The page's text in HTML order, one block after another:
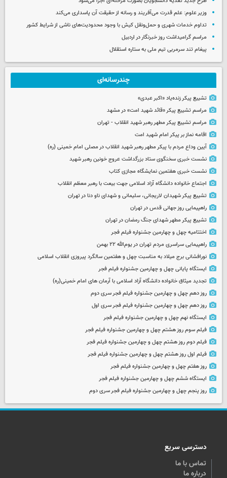
وزیر علوم: علم قدرت می‌آفریند و رسانه از حقیقت آن پاسداری می‌کند
تداوم خدمات شهری و حمل‌ونقل کیش با وجود محدودیت‌های ناشی از شرایط کشور
مراسم گرامیداشت روز خبرنگار در اردبیل
پیغام تند سرمربی تیم ملی به ستاره استقلال
چندرسانه‌ای
تشییع پیکر زنده‌یاد «اکبر عبدی»
مراسم تشییع پیکر «قائد شهید امت» در مشهد
مراسم تشییع پیکر مطهر رهبر شهید انقلاب - تهران
اقامه نماز بر پیکر امام شهید امت
آیین وداع مردم با پیکر مطهر رهبر شهید انقلاب در مصلی امام خمینی (ره)
نشست خبری سخنگوی ستاد بزرگداشت عروج خونین رهبر شهید
نشست خبری هفتمین نمایشگاه مجازی کتاب
اجتماع خانواده دانشگاه آزاد اسلامی جهت بیعت با رهبر معظم انقلاب
تشییع پیکر شهیدان لاریجانی، سلیمانی و شهدای ناو دنا در تهران
راهپیمایی روز جهانی قدس در تهران
تشییع پیکر مطهر شهدای جنگ رمضان در تهران
اختتامیه چهل و چهارمین جشنواره فیلم فجر
راهپیمایی سراسری مردم تهران در یوم‌الله ۲۲ بهمن
نورافشانی برج میلاد به مناسبت چهل‌ و هفتمین سالگرد پیروزی انقلاب اسلامی
ایستگاه پایانی چهل و چهارمین جشنواره فیلم فجر
تجدید میثاق خانواده دانشگاه آزاد اسلامی با آرمان های امام خمینی(ره)
روز دهم چهل و چهارمین جشنواره فیلم فجر سری دوم
روز دهم چهل و چهارمین جشنواره فیلم فجر سری اول
ایستگاه نهم چهل و چهارمین جشنواره فیلم فجر
فیلم سوم روز هشتم چهل و چهارمین جشنواره فیلم فجر
فیلم دوم روز هشتم چهل و چهارمین جشنواره فیلم فجر
فیلم اول روز هشتم چهل و چهارمین جشنواره فیلم فجر
روز هفتم چهل و چهارمین جشنواره فیلم فجر
ایستگاه ششم چهل و چهارمین جشنواره فیلم فجر
روز پنجم چهل و چهارمین جشنواره فیلم فجر سری دوم
دسترسی سریع
تماس با ما
درباره ما